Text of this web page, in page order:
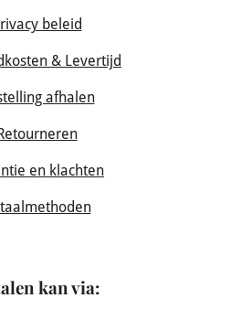
beleid
& Levertijd
afhalen
en klachten
kan via: